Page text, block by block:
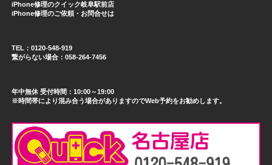
iPhone修理のクイック岐阜駅前店
iPhone修理のご依頼・お問合せは
TEL：0120-548-919
繋がらない場合：058-264-7456
年中無休 受付時間：10:00～19:00
※時間帯により混み合う場合がありますのでWeb予約をお勧めします。